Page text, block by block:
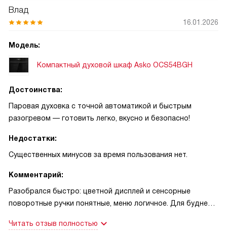
как люблю, гости просили добавки! Пробовал су-вид с
лососем: текстура нежная и равномерная, без домыслов.
экономит время, после готовки оставалось минимум
Влад
16.01.2026
Модель:
Компактный духовой шкаф Asko OCS54BGH
Достоинства:
Паровая духовка с точной автоматикой и быстрым
разогревом — готовить легко, вкусно и безопасно!
Недостатки:
Существенных минусов за время пользования нет.
Комментарий:
Разобрался быстро: цветной дисплей и сенсорные
поворотные ручки понятные, меню логичное. Для будней
Овощи делаю на среднем паре, получаются сочные и не
Читать отзыв полностью